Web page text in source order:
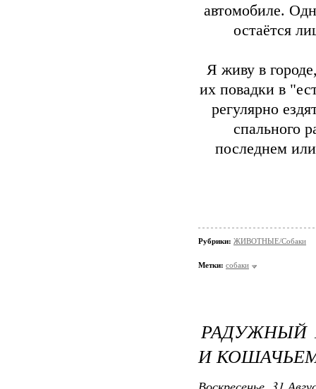
автомобиле.
остаётся
Я живу в
их повадки в
регулярно
спального
последнем
Рубрики: ЖИВОТНЫЕ/Собаки
Метки: собаки
РАДУЖНЫЙ
И